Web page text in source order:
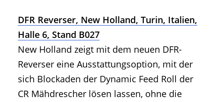
DFR Reverser, New Holland, Turin, Italien,
Halle 6, Stand B027
New Holland zeigt mit dem neuen DFR-
Reverser eine Ausstattungsoption, mit der
sich Blockaden der Dynamic Feed Roll der
CR Mähdrescher lösen lassen, ohne die